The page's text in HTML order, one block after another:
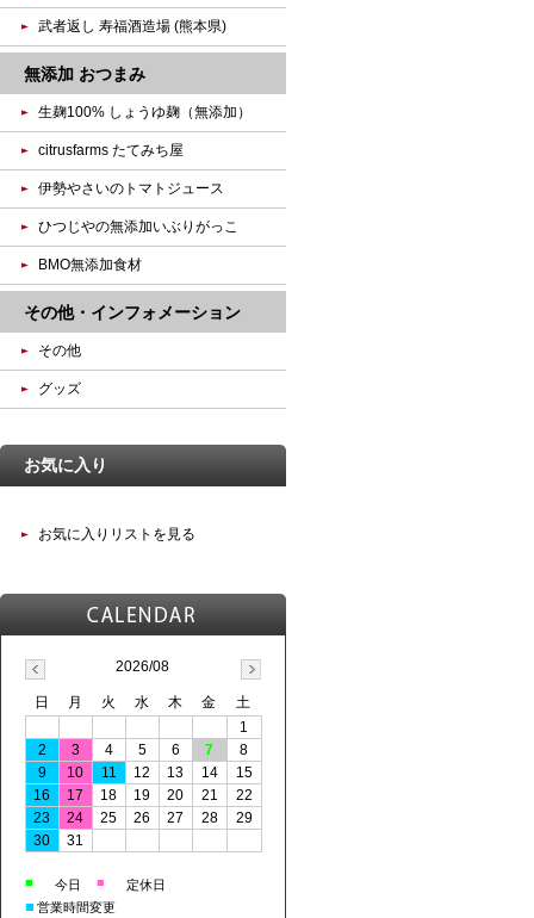
武者返し 寿福酒造場 (熊本県)
無添加 おつまみ
生麹100% しょうゆ麹（無添加）
citrusfarms たてみち屋
伊勢やさいのトマトジュース
ひつじやの無添加いぶりがっこ
BMO無添加食材
その他・インフォメーション
その他
グッズ
お気に入り
お気に入りリストを見る
2026/08
日 月 火 水 木 金
土
1
2
3 4 5 6 7
8
9
10 11 12 13 14
15
16
17 18 19 20 21
22
23
24 25 26 27 28
29
30
31
■ 今日 ■ 定休日
■ 営業時間変更